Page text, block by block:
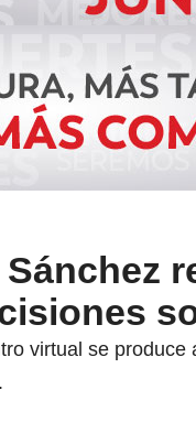
virtual se